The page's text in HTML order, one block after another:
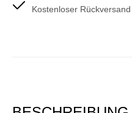
Kostenloser Rückversand